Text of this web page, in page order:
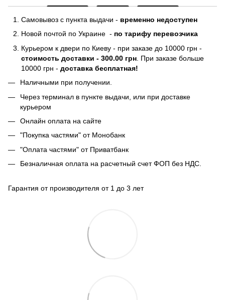
Самовывоз с пункта выдачи - временно недоступен
Новой почтой по Украине - по тарифу перевозчика
Курьером к двери по Киеву - при заказе до 10000 грн -
стоимость доставки - 300.00 грн . При заказе больше
10000 грн - доставка бесплатная!
Наличными при получении.
Через терминал в пункте выдачи, или при доставке
курьером
Онлайн оплата на сайте
"Покупка частями" от Монобанк
"Оплата частями" от Приватбанк
Безналичная оплата на расчетный счет ФОП без НДС.
Гарантия от производителя от 1 до 3 лет